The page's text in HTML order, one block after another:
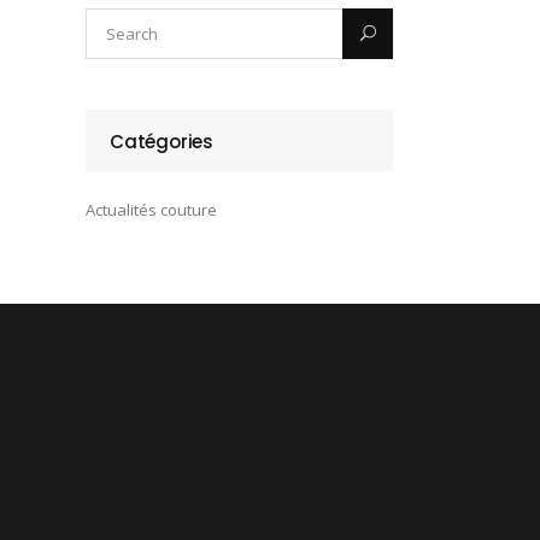
Catégories
Actualités couture